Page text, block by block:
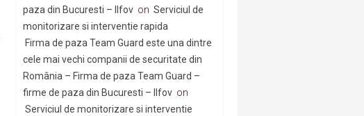
paza din Bucuresti – Ilfov on Serviciul de
monitorizare si interventie rapida
Firma de paza Team Guard este una dintre
cele mai vechi companii de securitate din
România – Firma de paza Team Guard –
firme de paza din Bucuresti – Ilfov on
Serviciul de monitorizare si interventie